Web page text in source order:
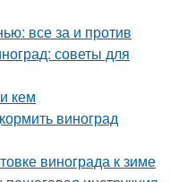
все за и против
советы для
кем
виноград
винограда к зиме